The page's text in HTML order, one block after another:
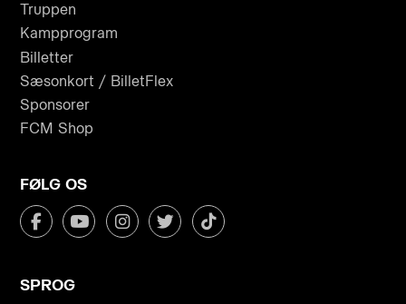
Truppen
Kampprogram
Billetter
Sæsonkort / BilletFlex
Sponsorer
FCM Shop
FØLG OS
SPROG